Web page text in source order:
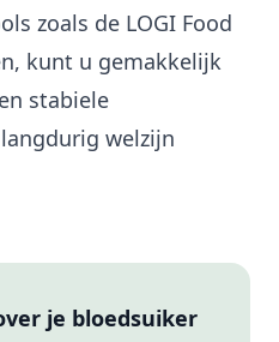
zoals de LOGI Food
kunt u gemakkelijk
stabiele
welzijn
je bloedsuiker